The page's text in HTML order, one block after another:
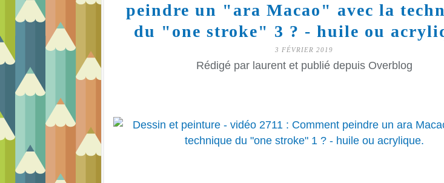
peindre un "ara Macao" avec la
du "one stroke" 3 ? - huile ou
3 FÉVRIER 2019
Rédigé par laurent et publié depuis Overblog